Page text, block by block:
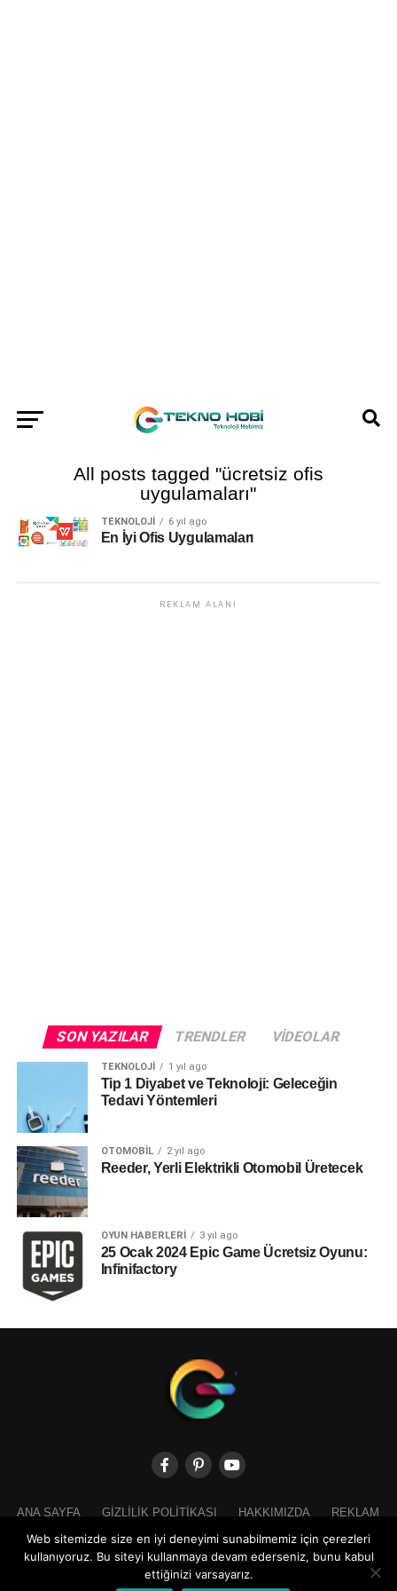
All posts tagged "ücretsiz ofis
uygulamaları"
TEKNOLOJI 6 yıl ago
En İyi Ofis Uygulamaları
REKLAM ALANI
SON YAZILAR TRENDLER VIDEOLAR
TEKNOLOJI 1 yıl ago
Tip 1 Diyabet ve Teknoloji: Geleceğin
Tedavi Yöntemleri
OTOMOBIL 2 yıl ago
Reeder, Yerli Elektrikli Otomobil Üretecek
OYUN HABERLERI 3 yıl ago
25 Ocak 2024 Epic Game Ücretsiz Oyunu:
Infinifactory
ANA SAYFA GIZLILIK POLITIKASI HAKKIMIZDA
REKLAM
İLETIŞIM
Web sitemizde size en iyi deneyimi sunabilmemiz için çerezleri
kullanıyoruz. Bu siteyi kullanmaya devam ederseniz, bunu kabul
ettiğinizi varsayarız.